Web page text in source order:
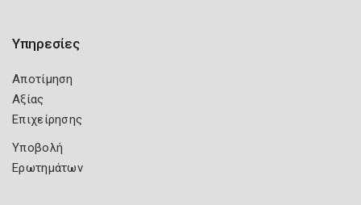
Υπηρεσίες
Αποτίμηση
Αξίας
Επιχείρησης
Υποβολή
Ερωτημάτων